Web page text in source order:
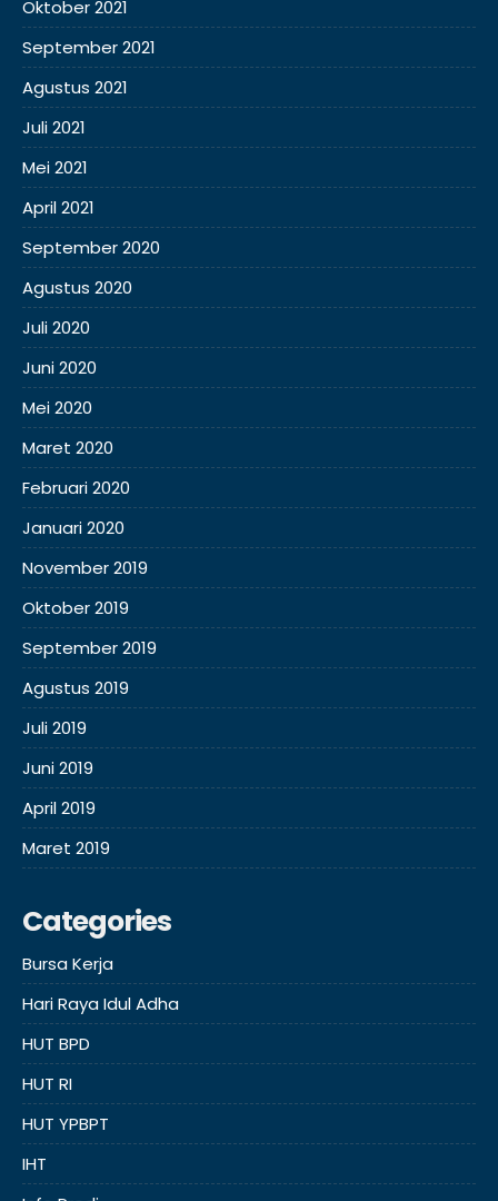
Oktober 2021
September 2021
Agustus 2021
Juli 2021
Mei 2021
April 2021
September 2020
Agustus 2020
Juli 2020
Juni 2020
Mei 2020
Maret 2020
Februari 2020
Januari 2020
November 2019
Oktober 2019
September 2019
Agustus 2019
Juli 2019
Juni 2019
April 2019
Maret 2019
Categories
Bursa Kerja
Hari Raya Idul Adha
HUT BPD
HUT RI
HUT YPBPT
IHT